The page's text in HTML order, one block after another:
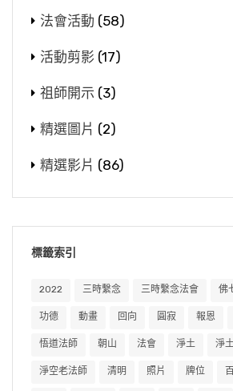
法會活動 (58)
活動剪影 (17)
祖師開示 (3)
精選圖片 (2)
精選影片 (86)
標籤索引
2022 三時繫念 三時繫念法會 佛
功德 動畫 回向 圓寂 報恩
悟道法師 朝山 法會 淨土 淨
淨空老法師 清明 照片 牌位